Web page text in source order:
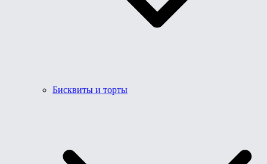
Бисквиты и торты